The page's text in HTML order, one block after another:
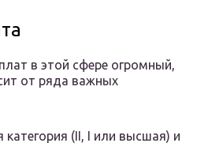
в этой сфере огромный,
от ряда важных
(II, I или высшая) и